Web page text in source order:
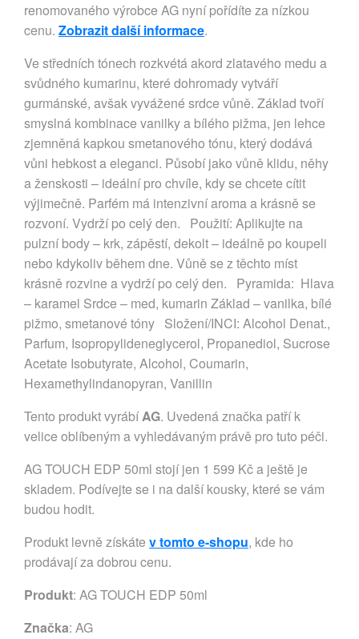
renomovaného výrobce AG nyní pořídíte za nízkou
cenu. Zobrazit další informace.
Ve středních tónech rozkvétá akord zlatavého medu a
svůdného kumarinu, které dohromady vytváří
gurmánské, avšak vyvážené srdce vůně. Základ tvoří
smyslná kombinace vanilky a bílého pižma, jen lehce
zjemněná kapkou smetanového tónu, který dodává
vůni hebkost a eleganci. Působí jako vůně klidu, něhy
a ženskosti – ideální pro chvíle, kdy se chcete cítit
výjimečně. Parfém má intenzivní aroma a krásně se
rozvoní. Vydrží po celý den. Použití: Aplikujte na
pulzní body – krk, zápěstí, dekolt – ideálně po koupeli
nebo kdykoliv během dne. Vůně se z těchto míst
krásně rozvine a vydrží po celý den. Pyramida: Hlava
– karamel Srdce – med, kumarin Základ – vanilka, bílé
pižmo, smetanové tóny Složení/INCI: Alcohol Denat.,
Parfum, Isopropylideneglycerol, Propanediol, Sucrose
Acetate Isobutyrate, Alcohol, Coumarin,
Hexamethylindanopyran, Vanillin
Tento produkt vyrábíAG. Uvedená značka patří k
velice oblíbeným a vyhledávaným právě pro tuto péči.
AG TOUCH EDP 50ml stojí jen 1 599 Kč a ještě je
skladem. Podívejte se i na další kousky, které se vám
budou hodit.
Produkt levně získáte v tomto e-shopu, kde ho
prodávají za dobrou cenu.
Produkt: AG TOUCH EDP 50ml
Značka: AG